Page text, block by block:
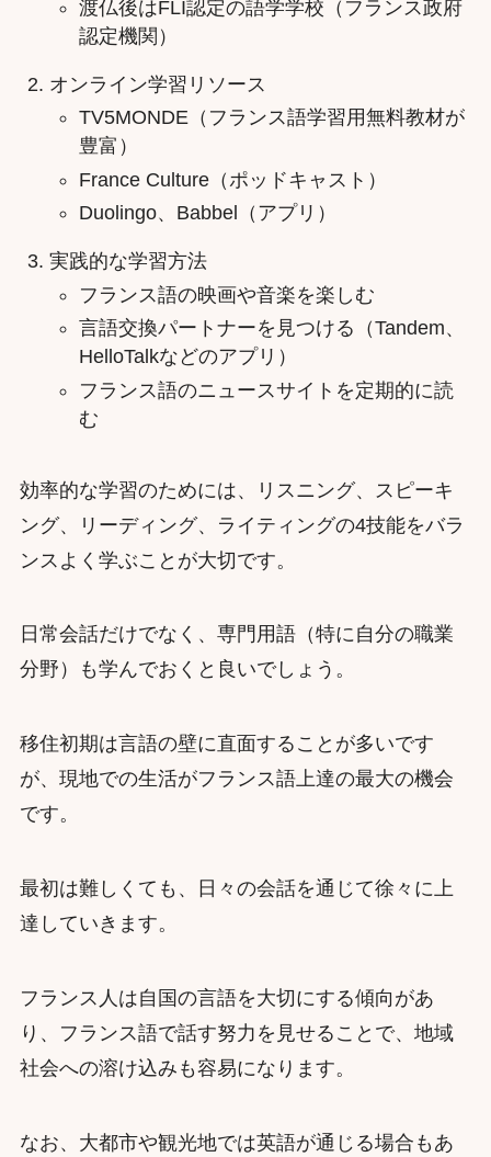
渡仏後はFLI認定の語学学校（フランス政府
認定機関）
オンライン学習リソース
TV5MONDE（フランス語学習用無料教材が
豊富）
France Culture（ポッドキャスト）
Duolingo、Babbel（アプリ）
実践的な学習方法
フランス語の映画や音楽を楽しむ
言語交換パートナーを見つける（Tandem、
HelloTalkなどのアプリ）
フランス語のニュースサイトを定期的に読
む
効率的な学習のためには、リスニング、スピーキ
ング、リーディング、ライティングの4技能をバラ
ンスよく学ぶことが大切です。
日常会話だけでなく、専門用語（特に自分の職業
分野）も学んでおくと良いでしょう。
移住初期は言語の壁に直面することが多いです
が、現地での生活がフランス語上達の最大の機会
です。
最初は難しくても、日々の会話を通じて徐々に上
達していきます。
フランス人は自国の言語を大切にする傾向があ
り、フランス語で話す努力を見せることで、地域
社会への溶け込みも容易になります。
なお、大都市や観光地では英語が通じる場合もあ